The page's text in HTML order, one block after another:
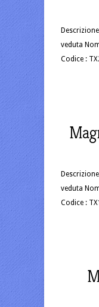
veduta
Codice :
veduta
Codice :